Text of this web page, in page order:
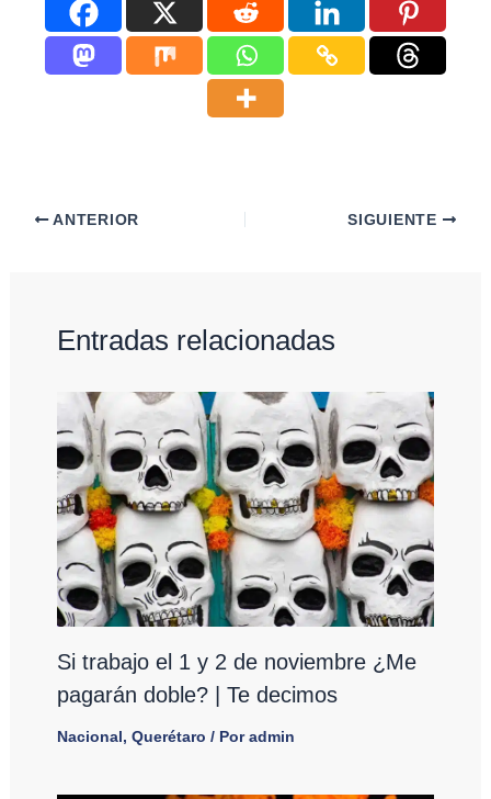
ANTERIOR SIGUIENTE
Entradas relacionadas
Si trabajo el 1 y 2 de noviembre ¿Me
pagarán doble? | Te decimos
Nacional, Querétaro / Poradmin